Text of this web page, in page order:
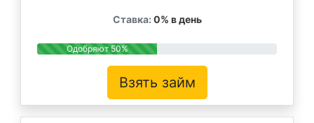
Ставка: 0% в день
Одобряют 50%
Взять займ